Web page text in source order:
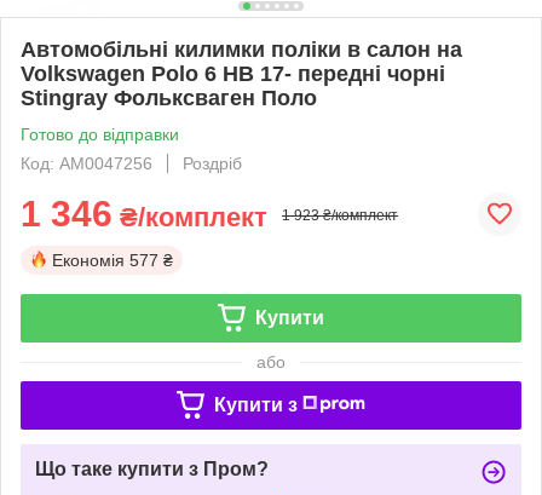
Автомобільні килимки поліки в салон на
Volkswagen Polo 6 HB 17- передні чорні
Stingray Фольксваген Поло
Готово до відправки
Код: АМ0047256
Роздріб
1 346 ₴/комплект 1 923 ₴/комплект
Економія 577 ₴
Купити
або
Купити з
Що таке купити з Пром?